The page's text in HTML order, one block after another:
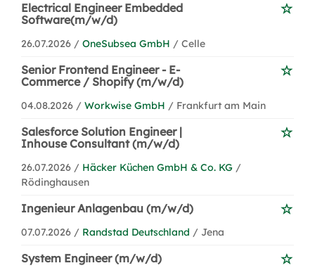
Electrical Engineer Embedded
Software(m/w/d)
26.07.2026 / OneSubsea GmbH / Celle
Senior Frontend Engineer - E-
Commerce / Shopify (m/w/d)
04.08.2026 / Workwise GmbH / Frankfurt am Main
Salesforce Solution Engineer |
Inhouse Consultant (m/w/d)
26.07.2026 / Häcker Küchen GmbH & Co. KG /
Rödinghausen
Ingenieur Anlagenbau (m/w/d)
07.07.2026 / Randstad Deutschland / Jena
System Engineer (m/w/d)